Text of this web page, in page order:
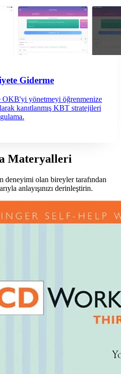
Giderme
OKB'yi yönetmeyi öğrenmenize
kanıtlanmış KBT stratejileri
Materyalleri
deneyimi olan bireyler tarafından
anlayışınızı derinleştirin.